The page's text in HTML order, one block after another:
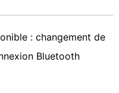
: changement de
Bluetooth